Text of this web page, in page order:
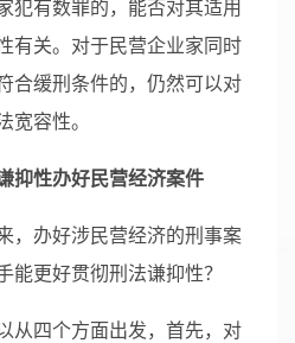
犯有数罪的，能否对其适用
有关。对于民营企业家同时
合缓刑条件的，仍然可以对
宽容性。
抑性办好民营经济案件
，办好涉民营经济的刑事案
能更好贯彻刑法谦抑性？
从四个方面出发，首先，对